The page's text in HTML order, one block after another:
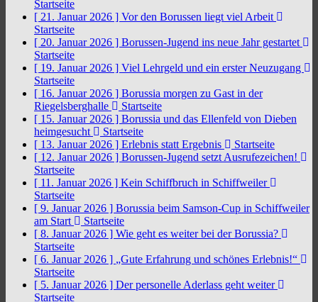
Startseite
[ 21. Januar 2026 ] Vor den Borussen liegt viel Arbeit
Startseite
[ 20. Januar 2026 ] Borussen-Jugend ins neue Jahr gestartet
Startseite
[ 19. Januar 2026 ] Viel Lehrgeld und ein erster Neuzugang
Startseite
[ 16. Januar 2026 ] Borussia morgen zu Gast in der
Riegelsberghalle
Startseite
[ 15. Januar 2026 ] Borussia und das Ellenfeld von Dieben
heimgesucht
Startseite
[ 13. Januar 2026 ] Erlebnis statt Ergebnis
Startseite
[ 12. Januar 2026 ] Borussen-Jugend setzt Ausrufezeichen!
Startseite
[ 11. Januar 2026 ] Kein Schiffbruch in Schiffweiler
Startseite
[ 9. Januar 2026 ] Borussia beim Samson-Cup in Schiffweiler
am Start
Startseite
[ 8. Januar 2026 ] Wie geht es weiter bei der Borussia?
Startseite
[ 6. Januar 2026 ] „Gute Erfahrung und schönes Erlebnis!“
Startseite
[ 5. Januar 2026 ] Der personelle Aderlass geht weiter
Startseite